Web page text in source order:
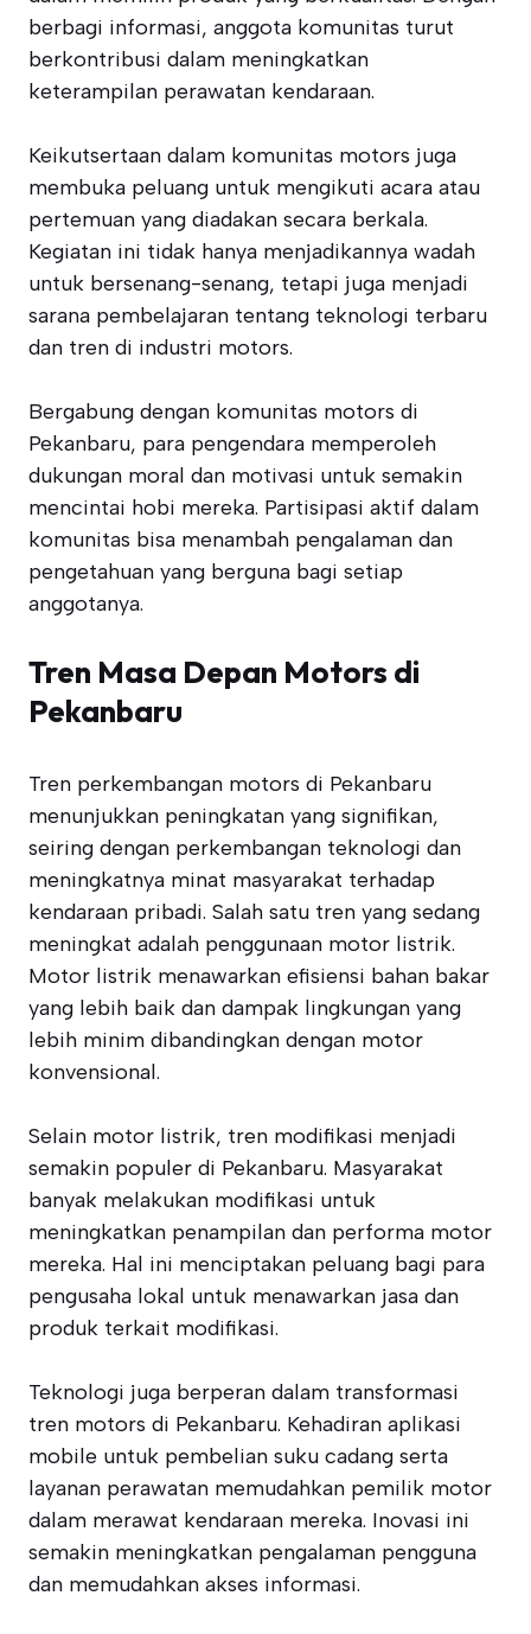
berbagi informasi, anggota komunitas turut
berkontribusi dalam meningkatkan
keterampilan perawatan kendaraan.
Keikutsertaan dalam komunitas motors juga
membuka peluang untuk mengikuti acara atau
pertemuan yang diadakan secara berkala.
Kegiatan ini tidak hanya menjadikannya wadah
untuk bersenang-senang, tetapi juga menjadi
sarana pembelajaran tentang teknologi terbaru
dan tren di industri motors.
Bergabung dengan komunitas motors di
Pekanbaru, para pengendara memperoleh
dukungan moral dan motivasi untuk semakin
mencintai hobi mereka. Partisipasi aktif dalam
komunitas bisa menambah pengalaman dan
pengetahuan yang berguna bagi setiap
anggotanya.
Tren Masa Depan Motors di
Pekanbaru
Tren perkembangan motors di Pekanbaru
menunjukkan peningkatan yang signifikan,
seiring dengan perkembangan teknologi dan
meningkatnya minat masyarakat terhadap
kendaraan pribadi. Salah satu tren yang sedang
meningkat adalah penggunaan motor listrik.
Motor listrik menawarkan efisiensi bahan bakar
yang lebih baik dan dampak lingkungan yang
lebih minim dibandingkan dengan motor
konvensional.
Selain motor listrik, tren modifikasi menjadi
semakin populer di Pekanbaru. Masyarakat
banyak melakukan modifikasi untuk
meningkatkan penampilan dan performa motor
mereka. Hal ini menciptakan peluang bagi para
pengusaha lokal untuk menawarkan jasa dan
produk terkait modifikasi.
Teknologi juga berperan dalam transformasi
tren motors di Pekanbaru. Kehadiran aplikasi
mobile untuk pembelian suku cadang serta
layanan perawatan memudahkan pemilik motor
dalam merawat kendaraan mereka. Inovasi ini
semakin meningkatkan pengalaman pengguna
dan memudahkan akses informasi.